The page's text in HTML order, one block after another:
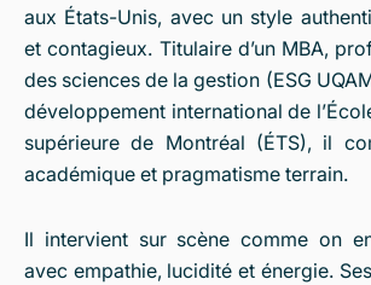
aux États-Unis, avec un style
et contagieux. Titulaire d’un MBA,
des sciences de la gestion (ESG
développement international de
supérieure de Montréal (ÉTS), il
académique et pragmatisme terrain.
Il intervient sur scène comme on
avec empathie, lucidité et énergie.